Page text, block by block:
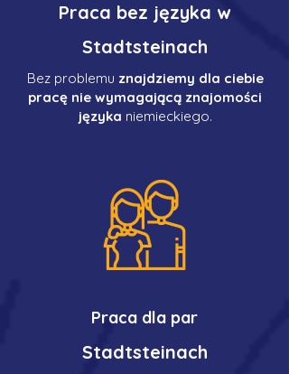
Praca bez języka w
Stadtsteinach
Bez problemu znajdziemy dla ciebie
pracę nie wymagającą znajomości
języka niemieckiego.
Praca dla par
Stadtsteinach